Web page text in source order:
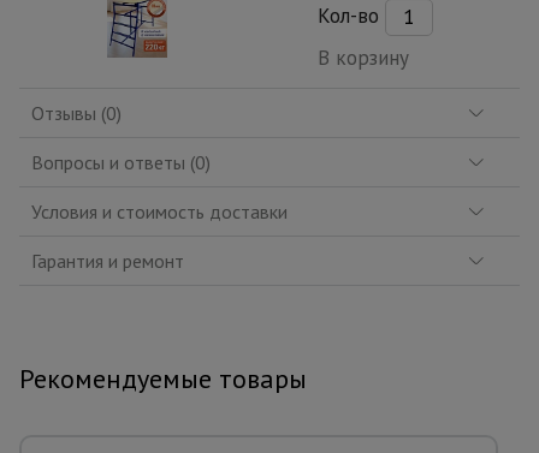
Кол-во
В корзину
Отзывы (0)
Вопросы и ответы (0)
Условия и стоимость доставки
Гарантия и ремонт
Рекомендуемые товары